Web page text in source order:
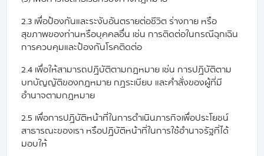
2.3 เพื่อป้องกันและระงับอันตรายต่อชีวิต ร่างกาย หรือ
สุขภาพของท่านหรือบุคคลอื่น เช่น การติดต่อในกรณีฉุกเฉิน
การควบคุมและป้องกันโรคติดต่อ
2.4 เพื่อให้สามารถปฏิบัติตามกฎหมาย เช่น การปฏิบัติตาม
บทบัญญัติของกฎหมาย กฏระเบียบ และคำสั่งของผู้ที่มี
อำนาจตามกฎหมาย
2.5 เพื่อการปฏิบัติหน้าที่ในการดำเนินภารกิจเพื่อประโยชน์
สาธารณะของเรา หรือปฏิบัติหน้าที่ในการใช้อำนาจรัฐที่ได้
มอบให้